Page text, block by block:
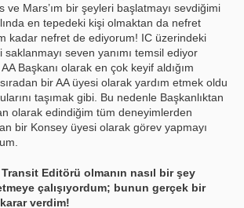
ve Mars’ım bir şeyleri başlatmayı sevdiğimi
en tepedeki kişi olmaktan da nefret
kadar nefret de ediyorum! IC üzerindeki
saklanmayı seven yanımı temsil ediyor
Başkanı olarak en çok keyif aldığım
bir AA üyesi olarak yardım etmek oldu
taşımak gibi. Bu nedenle Başkanlıktan
olarak edindiğim tüm deneyimlerden
bir Konsey üyesi olarak görev yapmayı
Transit Editörü olmanın nasıl bir şey
çalışıyordum; bunun gerçek bir
karar verdim!